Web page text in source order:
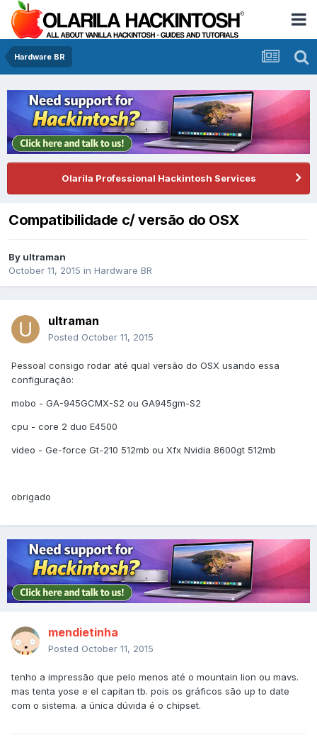
Hardware BR
Olarila Professional Hackintosh Services
Compatibilidade c/ versão do OSX
By ultraman
October 11, 2015 in Hardware BR
ultraman
Posted October 11, 2015
Pessoal consigo rodar até qual versão do OSX usando essa
configuração:
mobo - GA-945GCMX-S2 ou GA945gm-S2
cpu - core 2 duo E4500
video - Ge-force Gt-210 512mb ou Xfx Nvidia 8600gt 512mb
obrigado
mendietinha
Posted October 11, 2015
tenho a impressão que pelo menos até o mountain lion ou mavs.
mas tenta yose e el capitan tb. pois os gráficos são up to date
com o sistema. a única dúvida é o chipset.